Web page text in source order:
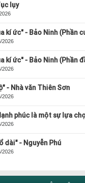
lụy
kí ức" - Bảo Ninh (Phần
2026
kí ức" - Bảo Ninh (Phần
2026
- Nhà văn Thiên Sơn
2026
phúc là một sự lựa
2026
dài" - Nguyễn Phú
2026